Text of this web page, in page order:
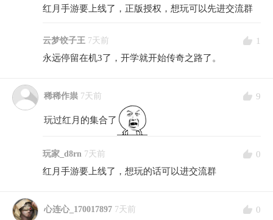
红月手游要上线了，正版授权，想玩可以先进交流群
云梦饺子王 7天前
1
永远停留在机3了，开学就开始传奇之路了。
稀稀作祟 7天前 9
玩过红月的集合了
玩家_d8rn 7天前
0
红月手游要上线了，想玩的话可以进交流群
心连心_170017897 7天前
0